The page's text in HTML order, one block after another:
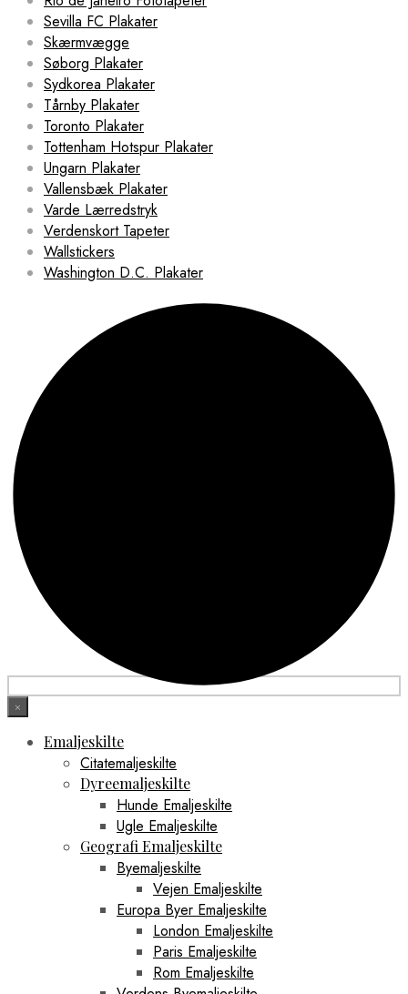
Sevilla FC Plakater
Skærmvægge
Søborg Plakater
Sydkorea Plakater
Tårnby Plakater
Toronto Plakater
Tottenham Hotspur Plakater
Ungarn Plakater
Vallensbæk Plakater
Varde Lærredstryk
Verdenskort Tapeter
Wallstickers
Washington D.C. Plakater
×
Emaljeskilte
Citatemaljeskilte
Dyreemaljeskilte
Hunde Emaljeskilte
Ugle Emaljeskilte
Geografi Emaljeskilte
Byemaljeskilte
Vejen Emaljeskilte
Europa Byer Emaljeskilte
London Emaljeskilte
Paris Emaljeskilte
Rom Emaljeskilte